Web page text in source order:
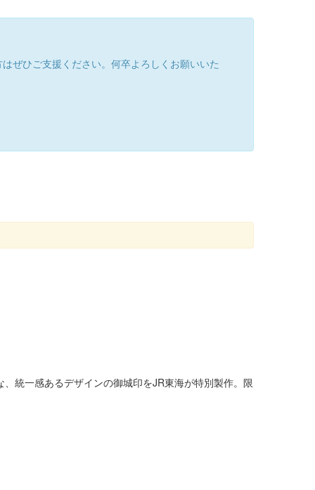
ぜひご支援ください。何卒よろしくお願いいた
統一感あるデザインの御城印をJR東海が特別製作。限